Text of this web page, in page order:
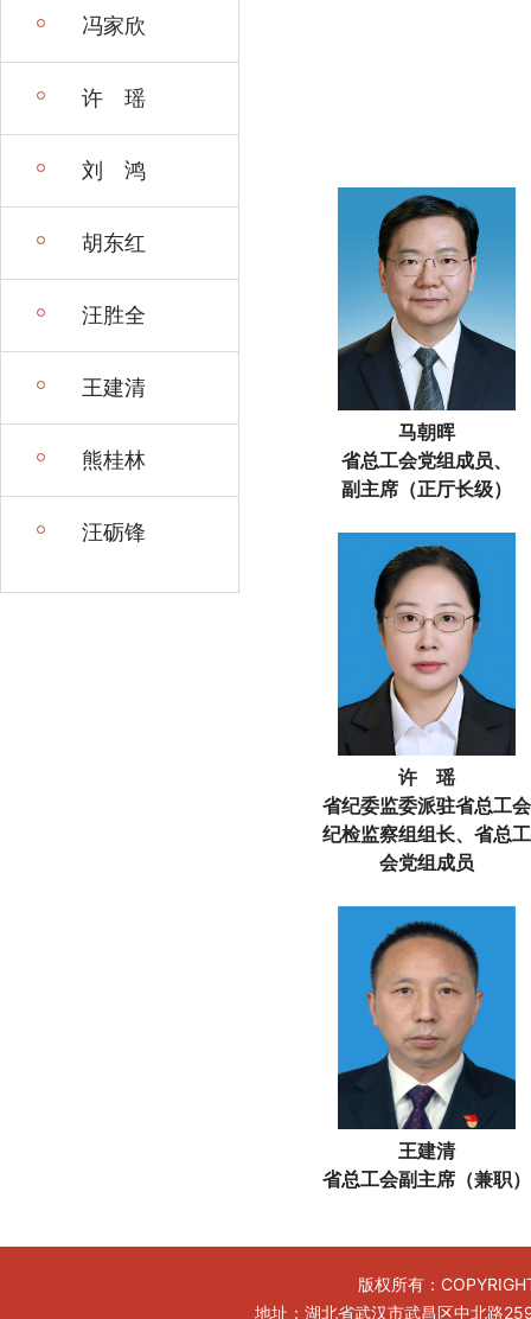
冯家欣
许 瑶
刘 鸿
胡东红
汪胜全
王建清
熊桂林
汪砺锋
马朝晖
省总工会党组成员、
副主席（正厅长级）
许 瑶
省纪委监委派驻省总工会
纪检监察组组长、省总工
会党组成员
王建清
省总工会副主席（兼职）
版权所有：
地址：湖北省武汉市武昌区中北